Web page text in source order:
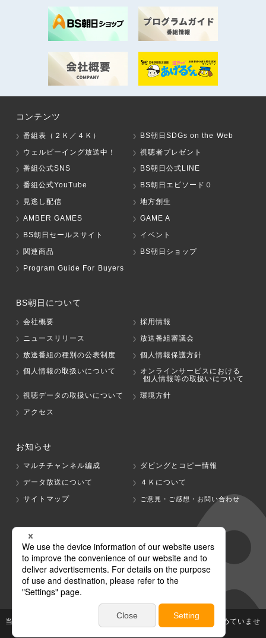
コンテンツ
番組表（２Ｋ／４Ｋ）
BS朝日SDGs on the Web
ウェルビーイング放送中！
視聴者プレゼント
番組公式SNS
BS朝日公式LINE
番組公式YouTube
BS朝日エピソード０
見逃し配信
地方創生
AMBER GAMES
GAME A
BS朝日セールスサイト
イベント
関連商品
BS朝日ショップ
Program Guide For Buyers
BS朝日について
会社概要
採用情報
ニュースリリース
放送番組審議会
放送番組の種別の公表制度
個人情報保護方針
個人情報の取扱いについて
オンラインサービスにおける
個人情報等の取扱いについて
視聴データの取扱いについて
環境方針
アクセス
お知らせ
マルチチャンネル編成
ダビングとコピー情報
データ放送について
４Ｋについて
サイトマップ
ご意見・ご感想・お問い合わせ
グループ会社
テレビ朝日 テレ朝チャンネル
当社が著作権、著作隣接権を有する放送番組等の無断利用は認めていませ
ん。